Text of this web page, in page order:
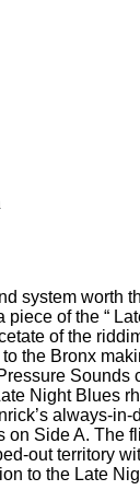
system worth
piece of the “
of the
the Bronx
Sounds
Night Blues
always-in-
on Side A. The
out territory
to the Late